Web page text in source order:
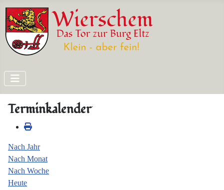
Terminkalender
Nach Jahr
Nach Monat
Nach Woche
Heute